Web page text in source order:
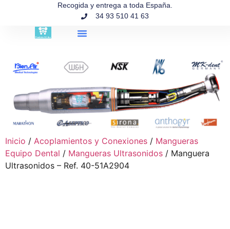
Recogida y entrega a toda España.
34 93 510 41 63
Inicio / Acoplamientos y Conexiones / Mangueras
Equipo Dental / Mangueras Ultrasonidos / Manguera
Ultrasonidos – Ref. 40-51A2904